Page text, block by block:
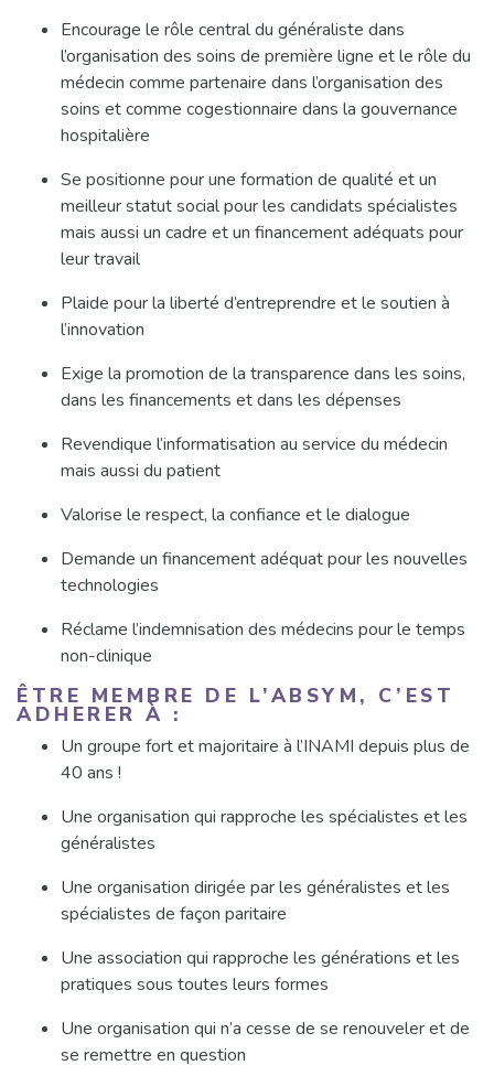
Encourage le rôle central du généraliste dans
l’organisation des soins de première ligne et le rôle du
médecin comme partenaire dans l’organisation des
soins et comme cogestionnaire dans la gouvernance
hospitalière
Se positionne pour une formation de qualité et un
meilleur statut social pour les candidats spécialistes
mais aussi un cadre et un financement adéquats pour
leur travail
Plaide pour la liberté d’entreprendre et le soutien à
l’innovation
Exige la promotion de la transparence dans les soins,
dans les financements et dans les dépenses
Revendique l’informatisation au service du médecin
mais aussi du patient
Valorise le respect, la confiance et le dialogue
Demande un financement adéquat pour les nouvelles
technologies
Réclame l’indemnisation des médecins pour le temps
non-clinique
ÊTRE MEMBRE DE L’ABSYM, C’EST
ADHERER À :
Un groupe fort et majoritaire à l’INAMI depuis plus de
40 ans !
Une organisation qui rapproche les spécialistes et les
généralistes
Une organisation dirigée par les généralistes et les
spécialistes de façon paritaire
Une association qui rapproche les générations et les
pratiques sous toutes leurs formes
Une organisation qui n’a cesse de se renouveler et de
se remettre en question